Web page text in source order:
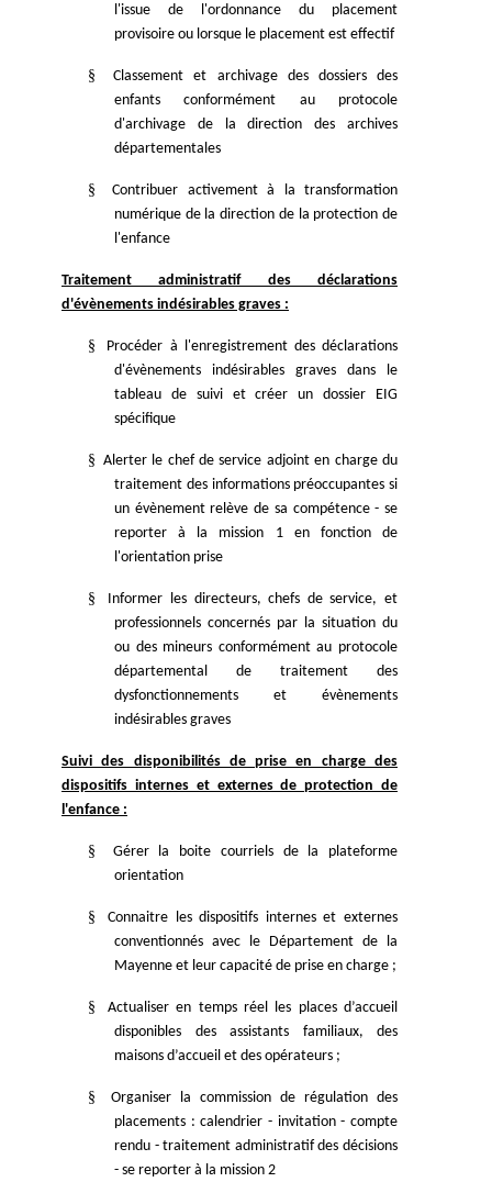
l'issue de l'ordonnance du placement
provisoire ou lorsque le placement est effectif
§
Classement et archivage des dossiers des
enfants conformément au protocole
d'archivage de la direction des archives
départementales
§
Contribuer activement à la transformation
numérique de la direction de la protection de
l'enfance
Traitement administratif des déclarations
d'évènements indésirables graves :
§
Procéder à l'enregistrement des déclarations
d'évènements indésirables graves dans le
tableau de suivi et créer un dossier EIG
spécifique
§ Alerter le chef de service adjoint en charge du
traitement des informations préoccupantes si
un évènement relève de sa compétence - se
reporter à la mission 1 en fonction de
l'orientation prise
§
Informer les directeurs, chefs de service, et
professionnels concernés par la situation du
ou des mineurs conformément au protocole
départemental de traitement des
dysfonctionnements et évènements
indésirables graves
Suivi des disponibilités de prise en charge des
dispositifs internes et externes de protection de
l'enfance :
§
Gérer la boite courriels de la plateforme
orientation
§
Connaitre les dispositifs internes et externes
conventionnés avec le Département de la
Mayenne et leur capacité de prise en charge ;
§
Actualiser en temps réel les places d’accueil
disponibles des assistants familiaux, des
maisons d’accueil et des opérateurs ;
§
Organiser la commission de régulation des
placements : calendrier - invitation - compte
rendu - traitement administratif des décisions
- se reporter à la mission 2